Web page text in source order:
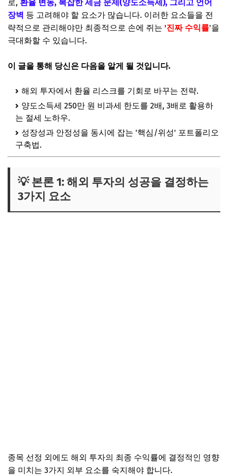
로, 환율 변동, 복잡한 세금 문제(양도소득세), 그리고 언어
장벽 등 고려해야 할 요소가 많습니다. 이러한 요소들을 전
략적으로 관리해야만 최종적으로 손에 쥐는 '진짜 수익률'을
극대화할 수 있습니다.
이 글을 통해 당신은 다음을 알게 될 것입니다.
해외 투자에서 환율 리스크를 기회로 바꾸는 전략.
양도소득세 250만 원 비과세 한도를 2배, 3배로 활용하
는 절세 노하우.
성장성과 안정성을 동시에 잡는 '핵심/위성' 포트폴리오
구축법.
💡 본론 1: 해외 투자의 성공을 결정하는
3가지 요소
종목 선정 외에도 해외 투자의 최종 수익률에 결정적인 영향
을 미치는 3가지 외부 요소를 숙지해야 합니다.